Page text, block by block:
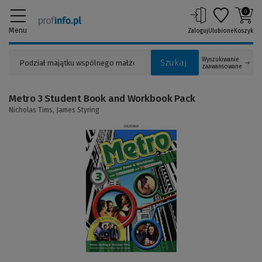
Menu
Szukaj
Wyszukiwanie
zaawansowane
ZalogujUlubione
0
Koszyk
do
innej
strony)
Metro 3 Student Book and Workbook Pack
Nicholas Tims, James Styring